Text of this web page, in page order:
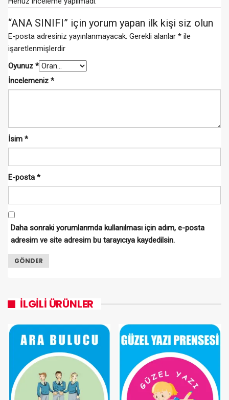
“ANA SINIFI” için yorum yapan ilk kişi siz olun
E-posta adresiniz yayınlanmayacak. Gerekli alanlar * ile
işaretlenmişlerdir
Oyunuz *
İncelemeniz *
İsim *
E-posta *
Daha sonraki yorumlarımda kullanılması için adım, e-posta
adresim ve site adresim bu tarayıcıya kaydedilsin.
İLGILI ÜRÜNLER